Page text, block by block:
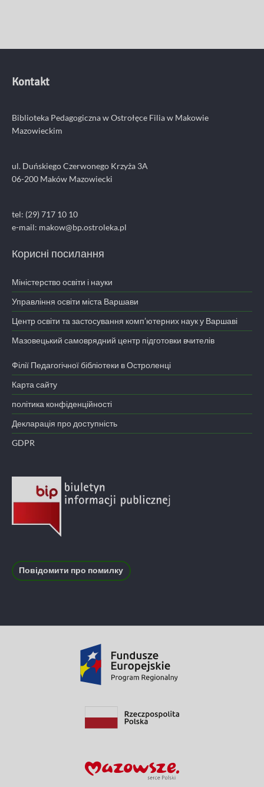
Kontakt
Biblioteka Pedagogiczna w Ostrołęce Filia w Makowie
Mazowieckim
ul. Duńskiego Czerwonego Krzyża 3A
06-200 Maków Mazowiecki
tel: (29) 717 10 10
e-mail: makow@bp.ostroleka.pl
Корисні посилання
Міністерство освіти і науки
Управління освіти міста Варшави
Центр освіти та застосування комп’ютерних наук у Варшаві
Мазовецький самоврядний центр підготовки вчителів
Філії Педагогічної бібліотеки в Остроленці
Карта сайту
політика конфіденційності
Декларація про доступність
GDPR
Повідомити про помилку